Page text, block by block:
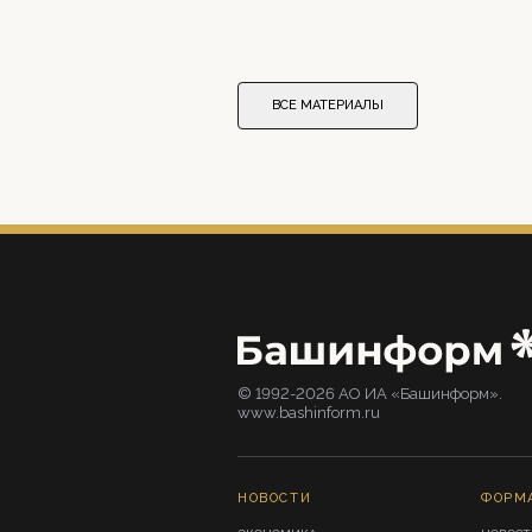
ВСЕ МАТЕРИАЛЫ
© 1992-2026 АО ИА «Башинформ».
www.bashinform.ru
НОВОСТИ